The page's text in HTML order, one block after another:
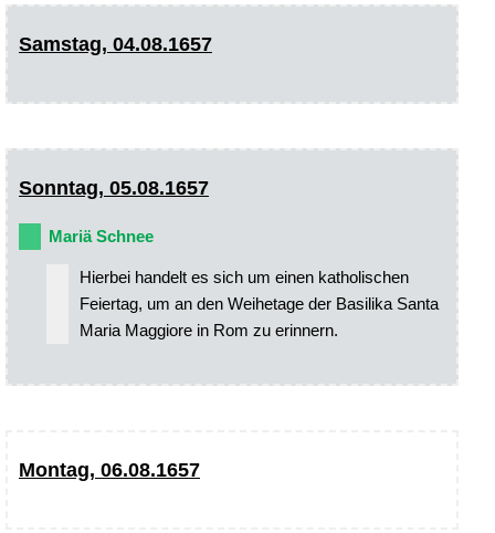
Samstag, 04.08.1657
Sonntag, 05.08.1657
Mariä Schnee
Hierbei handelt es sich um einen katholischen
Feiertag, um an den Weihetage der Basilika Santa
Maria Maggiore in Rom zu erinnern.
Montag, 06.08.1657